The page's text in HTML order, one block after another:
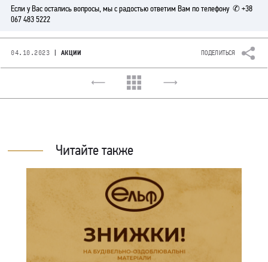
Если у Вас остались вопросы, мы с радостью ответим Вам по телефону
+38
067 483 5222
04.10.2023 | АКЦИИ ПОДЕЛИТЬСЯ
Читайте также